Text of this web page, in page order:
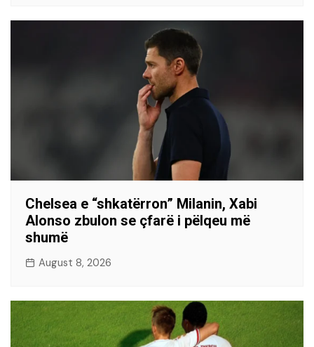
Chelsea e “shkatërron” Milanin, Xabi
Alonso zbulon se çfarë i pëlqeu më
shumë
August 8, 2026